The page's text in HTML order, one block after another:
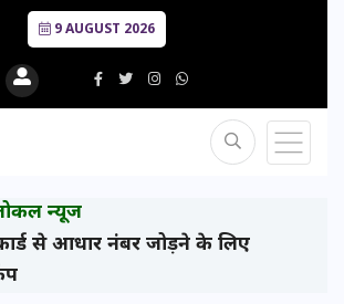
9 AUGUST 2026
न्यूज
से आधार नंबर जोड़ने के लिए